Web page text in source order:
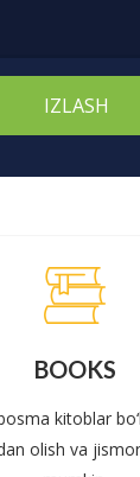
BOOKS
kitoblar
olish va